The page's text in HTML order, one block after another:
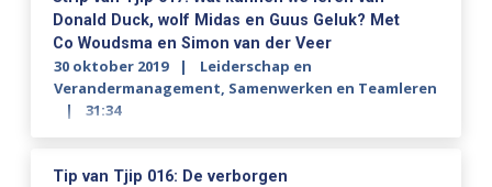
Donald Duck, wolf Midas en Guus Geluk? Met
Co Woudsma en Simon van der Veer
30 oktober 2019
Leiderschap en
Verandermanagement, Samenwerken en Teamleren
31:34
Tip van Tjip 016: De verborgen